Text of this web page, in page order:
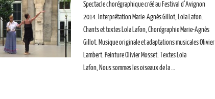
Spectacle chorégraphique créé au Festival d’Avignon
2014. Interprétation Marie-Agnès Gillot, Lola Lafon.
Chants et textes Lola Lafon, Chorégraphie Marie-Agnès
Gillot. Musique originale et adaptations musicales Olivier
Lambert. Peinture Olivier Mosset. Textes Lola
Lafon, Nous sommes les oiseaux de la …